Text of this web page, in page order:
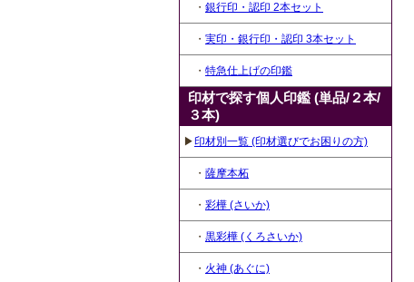
・ 銀行印・認印 2本セット
・ 実印・銀行印・認印 3本セット
・ 特急仕上げの印鑑
印材で探す個人印鑑 (単品/２本/
３本)
▶印材別一覧 (印材選びでお困りの方)
・ 薩摩本柘
・ 彩樺 (さいか)
・ 黒彩樺 (くろさいか)
・ 火神 (あぐに)